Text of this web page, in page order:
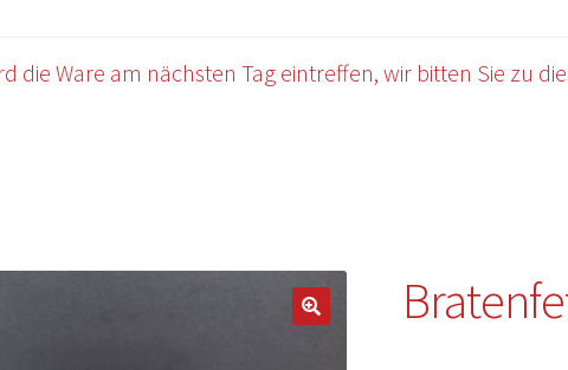
E-COMMERCE ImpressumKasseMein KontoWarenkorb
Ware am nächsten Tag eintreffen, wir bitten Sie zu